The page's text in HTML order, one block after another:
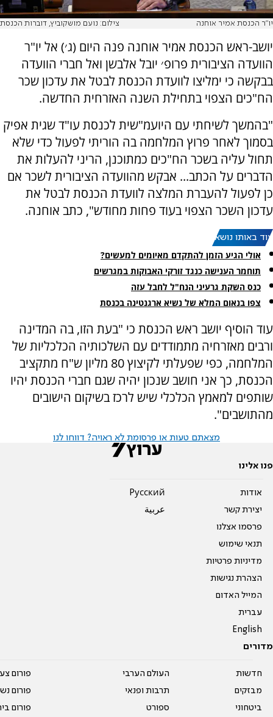
יו"ר הכנסת אמיר אוחנה צילום: נועם מושקוביץ, דוברות הכנסת
יושב-ראש הכנסת אמיר אוחנה פנה היום (ג׳) אל יו"ר
הוועדה הציבורית פרופ׳ יובל אלבשן ואל חברי הוועדה
בבקשה כי ימליצו לוועדת הכנסת לבטל את עדכון שכר
הח"כים הצפוי בתחילת השנה האזרחית החדשה.
"בהמשך לשיחתי עם היועמ"שית לכנסת עו"ד שגית אפיק
בסמוך לאחר פרוץ המלחמה בה הוריתי לפעול כדי שלא
תחול עליה בשכר הח"כים כמתוכנן, הריני להעלות את
הדברים על הכתב... אבקש מהוועדה הציבורית לשכר אם
כן לפעול להעברת המלצה לוועדת הכנסת לבטל את
עדכון השכר הצפוי בעוד פחות מחודש", כתב אוחנה.
עוד באותו נושא:
אולי הגיע הזמן להתקדם מאיומים למעשים?
תוחמר הענישה כנגד זורקי האבוקות במגרשים
כנס השקת גרעיני הנח"ל לחבל עזה
צפו בנאום המלא של נשיא ארגנטינה בכנסת
עוד הוסיף יושב ראש הכנסת כי "בעת הזו, בה המדינה
ורבים מאזרחיה מתמודדים עם השלכותיה הכלכליות של
המלחמה, כפי שפעלתי לקיצוץ 80 מליון ש"ח מתקציב
הכנסת, כך אני חושב שנכון יהיה שגם חברי הכנסת יהיו
שותפים למאמץ הכלכלי שיש לרכז בשיקום הישובים
מהתושבים".
מצאתם טעות או פרסומת לא ראויה? דווחו לנו
פנו אלינו
אודות
יצירת קשר
פרסמו אצלנו
תנאי שימוש
מדיניות פרטיות
הצהרת נגישות
המייל האדום
עברית
English
Pусский
عربية
מדורים
חדשות
מבזקים
ביטחוני
העולם הערבי
תרבות ופנאי
ספורט
פורום
פורום
פורום